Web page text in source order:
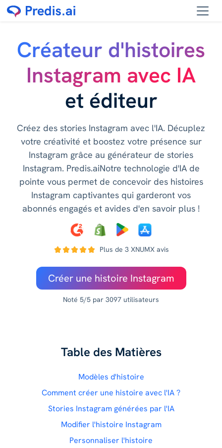
Créateur d'histoires
Instagram avec IA
et éditeur
Créez des stories Instagram avec l'IA. Décuplez
votre créativité et boostez votre présence sur
Instagram grâce au générateur de stories
Instagram. Predis.aiNotre technologie d'IA de
pointe vous permet de concevoir des histoires
Instagram captivantes qui garderont vos
abonnés engagés et avides d'en savoir plus !
Plus de 3 XNUMX avis
Créer une histoire Instagram
Noté 5/5 par 3097 utilisateurs
Table des Matières
Modèles d'histoire
Comment créer une histoire avec l'IA ?
Stories Instagram générées par l'IA
Modifier l'histoire Instagram
Personnaliser l'histoire